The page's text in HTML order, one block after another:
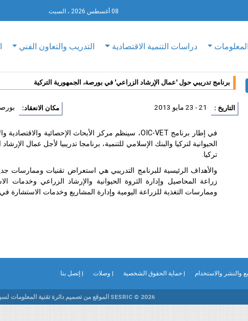
08 أغسطس 2026 ، السبت
دراسات التنمية الاقتصادية التدريب والتعاون الفني
برنامج تدريبي حول 'عمال الإرشاد الزراعي' في بورصة، الجمهورية التركية
التاريخ : 21 - 23 مايو 2013 مكان الانعقاد:
تركيا.
والأهداف الرئيسية للبرنامج التدريبي هي استعراض تقنيات وممارسات
زراعة المحاصيل وإدارة الثروة الحيوانية والإرشاد الزراعي
وممارسات التغذية للزراعة اليومية وإدارة المشاريع وخدمات الاستشارة
والنشر والاستخدام | حماية الحقوق الشخصية | وصلات | إتصل بنا
SESRIC © 2026 الموقع من تصميم دائرة تقنية المعلومات لسيسرك